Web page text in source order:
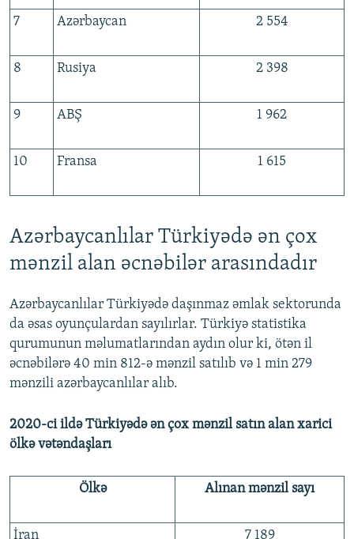
7 Azərbaycan 2 554
8 Rusiya 2 398
9 ABŞ 1 962
10 Fransa 1 615
Azərbaycanlılar Türkiyədə ən çox
mənzil alan əcnəbilər arasındadır
Azərbaycanlılar Türkiyədə daşınmaz əmlak sektorunda
da əsas oyunçulardan sayılırlar. Türkiyə statistika
qurumunun məlumatlarından aydın olur ki, ötən il
əcnəbilərə 40 min 812-ə mənzil satılıb və 1 min 279
mənzili azərbaycanlılar alıb.
2020-ci ildə Türkiyədə ən çox mənzil satın alan xarici
ölkə vətəndaşları
Ölkə Alınan mənzil sayı
İran 7 189